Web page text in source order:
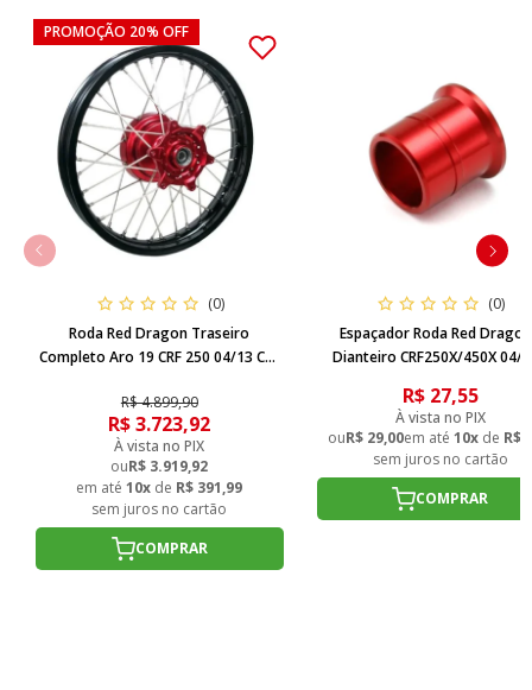
PROMOÇÃO 20% OFF
(0)
Roda Red Dragon Traseiro
Completo Aro 19 CRF 250 04/13 CRF
R$ 4.899,90
R$ 3.723,92
À vista no PIX
ouR$ 3.919,92
em até10x de R$ 391,99
sem juros no cartão
COMPRAR
(0)
Espaçador Roda Red
Dianteiro CRF250X/450X 04/
R$ 27,55
À vista no PIX
ouR$ 29,00em até 10xde R$
sem juros no cartão
COMPRAR